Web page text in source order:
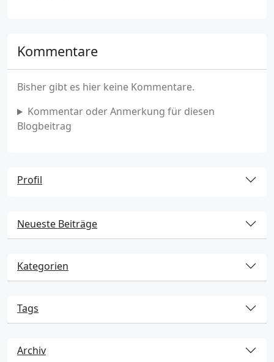
Kommentare
Bisher gibt es hier keine Kommentare.
Kommentar oder Anmerkung für diesen
Blogbeitrag
Profil
Neueste Beiträge
Kategorien
Tags
Archiv